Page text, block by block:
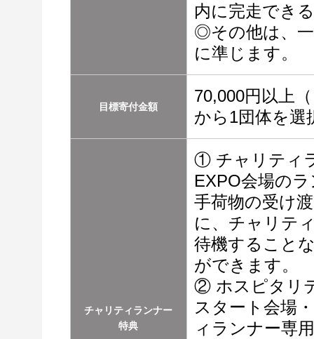
内に完走でき
◎その他は、
に準じます。
目標寄付金額
70,000円以上
から1団体を選
チャリティランナー
特典
① チャリティ
EXPO会場の
手荷物の受け
に、チャリテ
待機すること
ができます。
② ホスピタリ
スタート会場
ィランナー専